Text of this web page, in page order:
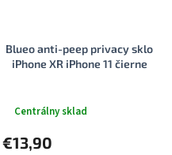
Blueo anti-peep privacy sklo
iPhone XR iPhone 11 čierne
Centrálny sklad
€13,90